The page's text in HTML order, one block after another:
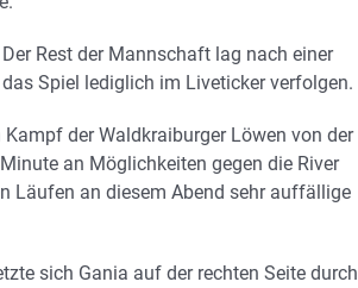
Rest der Mannschaft lag nach einer
Spiel lediglich im Liveticker verfolgen.
der Waldkraiburger Löwen von der
an Möglichkeiten gegen die River
Läufen an diesem Abend sehr auffällige
sich Gania auf der rechten Seite durch